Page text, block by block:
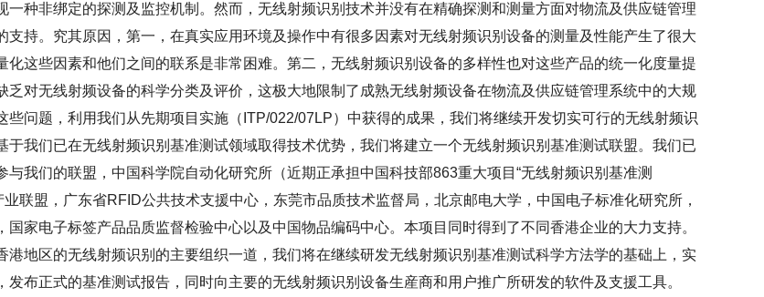
一种非绑定的探测及监控机制。然而，无线射频识别技术并没有在精确探测和测量方面对物流及供应链管理
支持。究其原因，第一，在真实应用环境及操作中有很多因素对无线射频识别设备的测量及性能产生了很大
化这些因素和他们之间的联系是非常困难。第二，无线射频识别设备的多样性也对这些产品的统一化度量提
乏对无线射频设备的科学分类及评价，这极大地限制了成熟无线射频设备在物流及供应链管理系统中的大规
些问题，利用我们从先期项目实施（ITP/022/07LP）中获得的成果，我们将继续开发切实可行的无线射频识
于我们已在无线射频识别基准测试领域取得技术优势，我们将建立一个无线射频识别基准测试联盟。我们已
与我们的联盟，中国科学院自动化研究所（近期正承担中国科技部863重大项目“无线射频识别基准测
业联盟，广东省RFID公共技术支援中心，东莞市品质技术监督局，北京邮电大学，中国电子标准化研究所，
国家电子标签产品品质监督检验中心以及中国物品编码中心。本项目同时得到了不同香港企业的大力支持。
港地区的无线射频识别的主要组织一道，我们将在继续研发无线射频识别基准测试科学方法学的基础上，实
发布正式的基准测试报告，同时向主要的无线射频识别设备生産商和用户推广所研发的软件及支援工具。